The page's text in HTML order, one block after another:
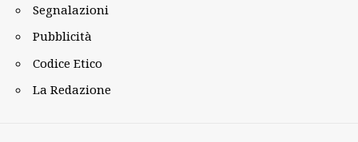
Segnalazioni
Pubblicità
Codice Etico
La Redazione